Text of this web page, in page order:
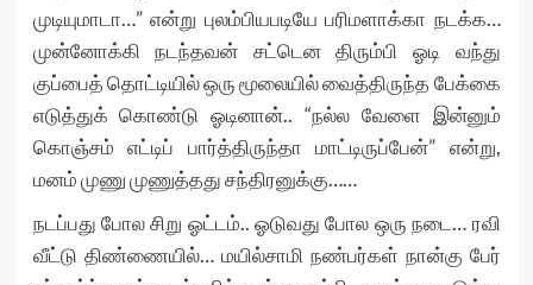
முடியுமாடா…” என்று புலம்பியபடியே பரிமளாக்கா நடக்க…
முன்னோக்கி நடந்தவன் சட்டென திரும்பி ஓடி வந்து
குப்பைத் தொட்டியில் ஒரு மூலையில் வைத்திருந்த பேக்கை
எடுத்துக் கொண்டு ஓடினான்.. “நல்ல வேளை இன்னும்
கொஞ்சம் எட்டிப் பார்த்திருந்தா மாட்டிருப்பேன்” என்று,
மனம் முணு முணுத்தது சந்திரனுக்கு……
நடப்பது போல சிறு ஓட்டம்.. ஓடுவது போல ஒரு நடை… ரவி
வீட்டு திண்ணையில்… மயில்சாமி நண்பர்கள் நான்கு பேர்